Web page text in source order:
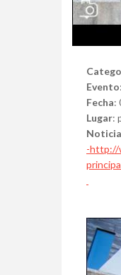
Evento
Fecha:
Lugar:
-http://